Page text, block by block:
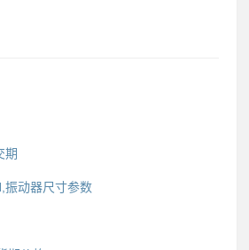
期
振动器尺寸参数